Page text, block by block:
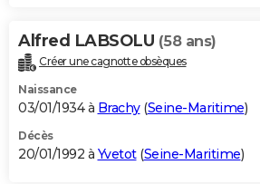
Alfred LABSOLU (58 ans)
Créer une cagnotte obsèques
Naissance
03/01/1934 à Brachy(Seine-Maritime)
Décès
20/01/1992 à Yvetot(Seine-Maritime)